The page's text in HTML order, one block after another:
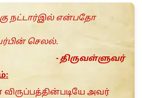
நட்டார்இல் என்பதோ
செலல்.
- திருவள்ளுவர்
அவர்